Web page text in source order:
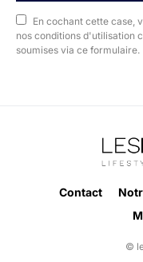
En cochant cette case,
nos conditions d'utilisation
soumises via ce formulaire.
Contact
©